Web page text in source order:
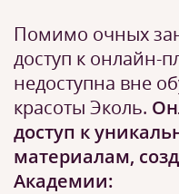
Помимо очных
доступ к онлайн-
недоступна вне
красоты Эколь.
доступ к
материалам,
Академии: